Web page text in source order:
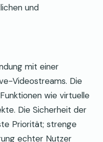
und
mit einer
Videostreams. Die
wie virtuelle
Die Sicherheit der
Priorität; strenge
echter Nutzer